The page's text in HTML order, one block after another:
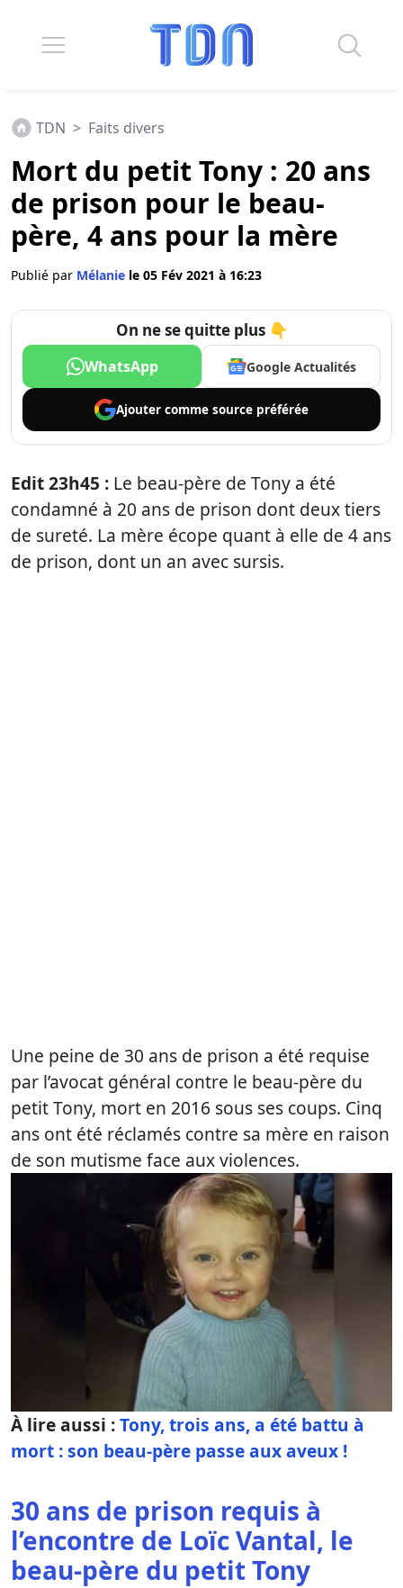
TDN > Faits divers
Mort du petit Tony : 20 ans
de prison pour le beau-
père, 4 ans pour la mère
Publié par Mélanie le 05 Fév 2021 à 16:23
On ne se quitte plus 👇
WhatsApp Google Actualités
Ajouter comme source préférée
Edit 23h45 : Le beau-père de Tony a été
condamné à 20 ans de prison dont deux tiers
de sureté. La mère écope quant à elle de 4 ans
de prison, dont un an avec sursis.
Une peine de 30 ans de prison a été requise
par l’avocat général contre le beau-père du
petit Tony, mort en 2016 sous ses coups. Cinq
ans ont été réclamés contre sa mère en raison
de son mutisme face aux violences.
À lire aussi :Tony, trois ans, a été battu à
mort : son beau-père passe aux aveux !
30 ans de prison requis à
l’encontre de Loïc Vantal, le
beau-père du petit Tony